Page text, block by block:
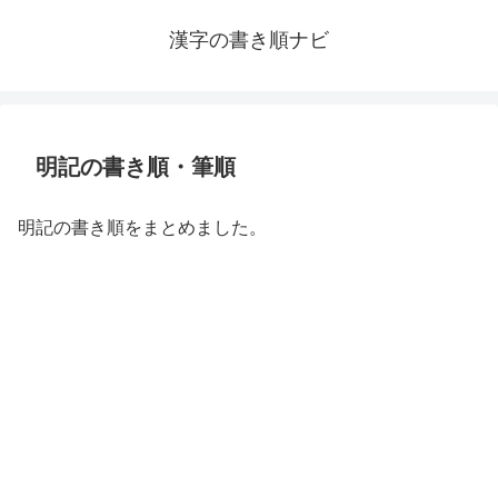
漢字の書き順ナビ
明記の書き順・筆順
明記の書き順をまとめました。